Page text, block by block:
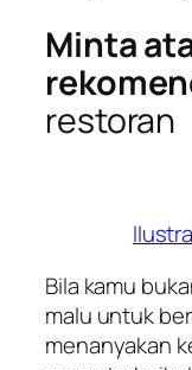
Minta
restoran
Bila kamu
malu untuk
menanyakan